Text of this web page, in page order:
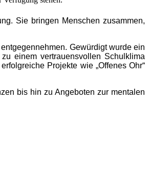
Sie bringen Menschen zusammen,
entgegennehmen. Gewürdigt wurde ein
einem vertrauensvollen Schulklima
Projekte wie „Offenes Ohr“
bis hin zu Angeboten zur mentalen